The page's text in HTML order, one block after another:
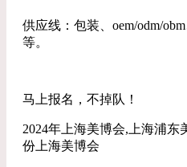
供应线：包装、oem/odm/
等。
马上报名，不掉队！
2024年上海美博会,上海浦东
份上海美博会